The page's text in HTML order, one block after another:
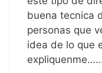
buena tecnica
personas que
idea de lo que